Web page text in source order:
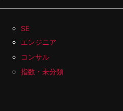
SE
エンジニア
コンサル
指数・未分類